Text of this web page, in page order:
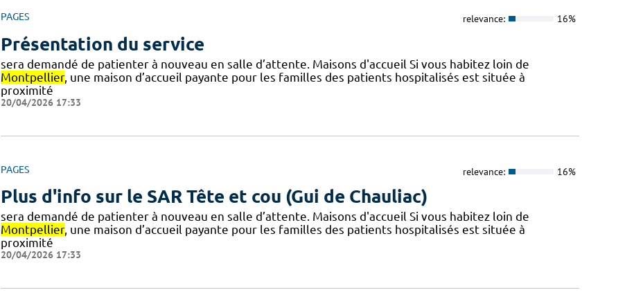
PAGES relevance: 16%
Présentation du service
sera demandé de patienter à nouveau en salle d’attente. Maisons d'accueil Si vous habitez loin de
Montpellier, une maison d’accueil payante pour les familles des patients hospitalisés est située à
proximité
20/04/2026 17:33
PAGES relevance: 16%
Plus d'info sur le SAR Tête et cou (Gui de Chauliac)
sera demandé de patienter à nouveau en salle d’attente. Maisons d'accueil Si vous habitez loin de
Montpellier, une maison d’accueil payante pour les familles des patients hospitalisés est située à
proximité
20/04/2026 17:33